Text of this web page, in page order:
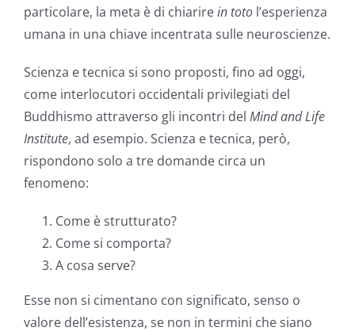
particolare, la meta è di chiarirein toto l’esperienza
umana in una chiave incentrata sulle neuroscienze.
Scienza e tecnica si sono proposti, fino ad oggi,
come interlocutori occidentali privilegiati del
Buddhismo attraverso gli incontri del Mind and Life
Institute, ad esempio. Scienza e tecnica, però,
rispondono solo a tre domande circa un
fenomeno:
Come è strutturato?
Come si comporta?
A cosa serve?
Esse non si cimentano con significato, senso o
valore dell’esistenza, se non in termini che siano